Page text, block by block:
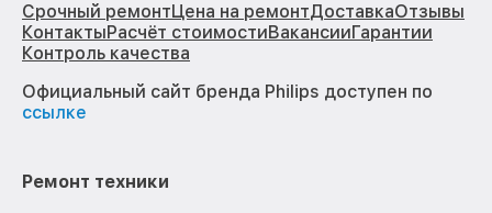
Срочный ремонтЦена на ремонтДоставкаОтзывы
КонтактыРасчёт стоимостиВакансииГарантии
Контроль качества
Официальный сайт бренда Philips доступен по
ссылке
Ремонт техники